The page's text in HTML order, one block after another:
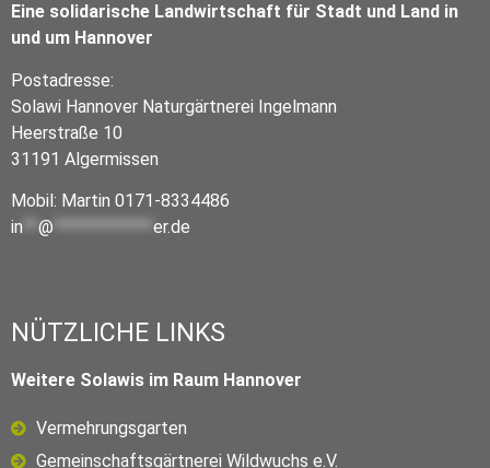
Eine solidarische Landwirtschaft für Stadt und Land in
und um Hannover
Postadresse:
Solawi Hannover Naturgärtnerei Ingelmann
Heerstraße 10
31191 Algermissen
Mobil: Martin 0171-8334486
in
@ ************* er.de
NÜTZLICHE LINKS
Weitere Solawis im Raum Hannover
Vermehrungsgarten
Gemeinschaftsgärtnerei Wildwuchs e.V.